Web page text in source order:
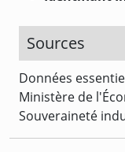
Sources
Données
Ministère de
Souveraineté